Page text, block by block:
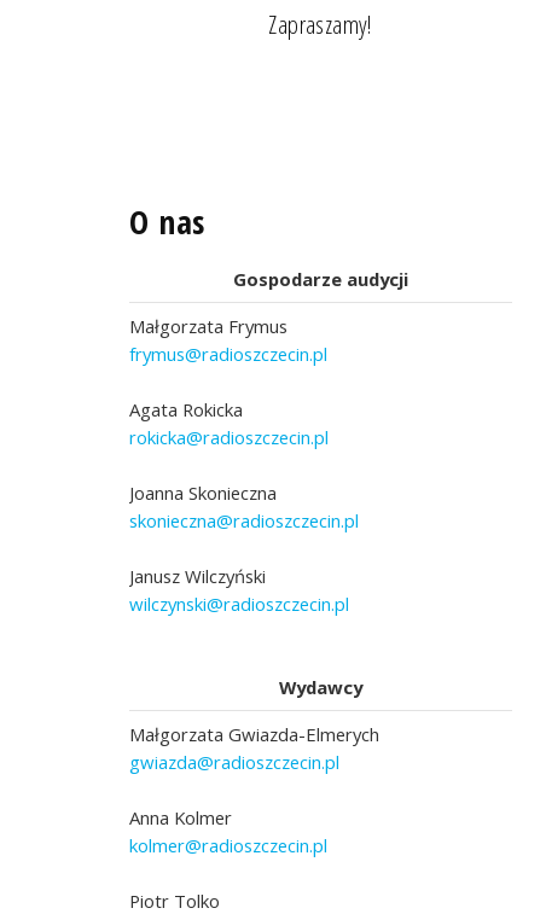
Zapraszamy!
O nas
Gospodarze audycji
Małgorzata Frymus
frymus@radioszczecin.pl
Agata Rokicka
rokicka@radioszczecin.pl
Joanna Skonieczna
skonieczna@radioszczecin.pl
Janusz Wilczyński
wilczynski@radioszczecin.pl
Wydawcy
Małgorzata Gwiazda-Elmerych
gwiazda@radioszczecin.pl
Anna Kolmer
kolmer@radioszczecin.pl
Piotr Tolko